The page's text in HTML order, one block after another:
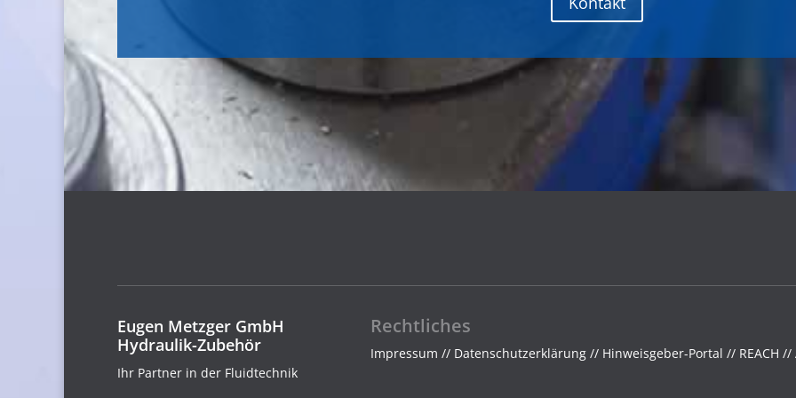
Eugen Metzger GmbH
Hydraulik-Zubehör
Ihr Partner in der Fluidtechnik
Rechtliches
Impressum // Datenschutzerklärung// Hinweisgeber-Portal // REACH //